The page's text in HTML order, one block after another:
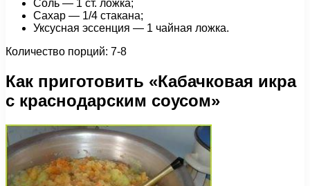
Соль — 1 ст. ложка;
Сахар — 1/4 стакана;
Уксусная эссенция — 1 чайная ложка.
Количество порций: 7-8
Как приготовить «Кабачковая икра
с краснодарским соусом»